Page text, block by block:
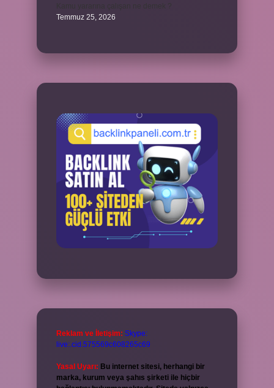
Temmuz 25, 2026
Reklam ve İletişim: Skype:
live:.cid.575569c608265c69
Yasal Uyarı: Bu internet sitesi, herhangi bir
marka, kurum veya şahıs şirketi ile hiçbir